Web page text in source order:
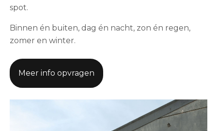
spot.
Binnen én buiten, dag én nacht, zon én regen,
zomer en winter.
Meer info opvragen